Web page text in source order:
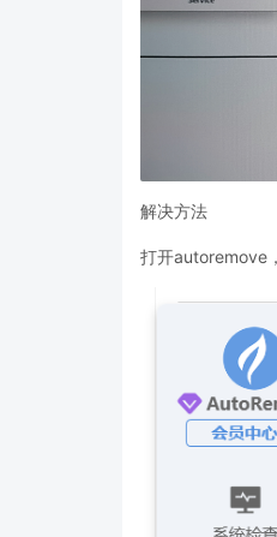
解决方法
打开autoremove